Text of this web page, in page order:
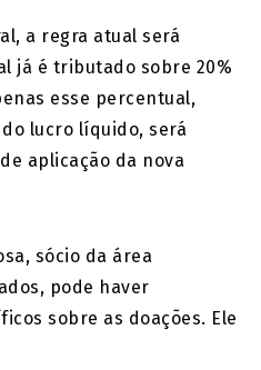
a regra atual será
já é tributado sobre 20%
esse percentual,
lucro líquido, será
aplicação da nova
sócio da área
pode haver
sobre as doações. Ele